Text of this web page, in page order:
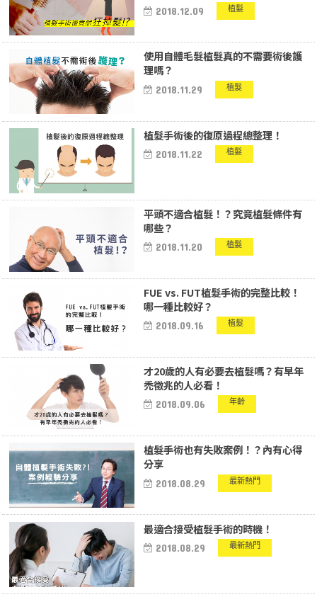
2018.12.09 植髮
使用自體毛髮植髮真的不需要術後護
理嗎？
2018.11.29 植髮
植髮手術後的復原過程總整理！
2018.11.22 植髮
平頭不適合植髮！？究竟植髮條件有
哪些？
2018.11.20 植髮
FUE vs. FUT植髮手術的完整比較！
哪一種比較好？
2018.09.16 植髮
才20歲的人有必要去植髮嗎？有早年
禿徵兆的人必看！
2018.09.06 年齡
植髮手術也有失敗案例！？內有心得
分享
2018.08.29 最新熱門
最適合接受植髮手術的時機！
2018.08.29 最新熱門